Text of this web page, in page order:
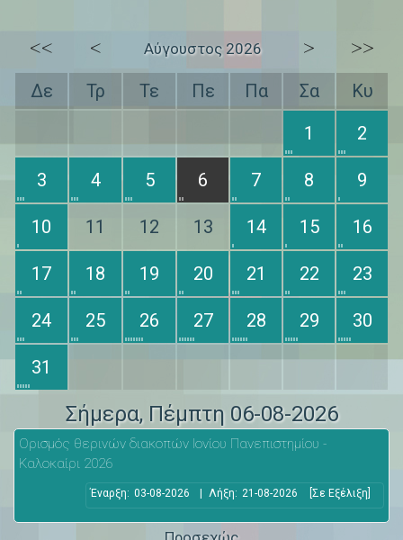
<< < Αύγουστος 2026 > >>
Δε Τρ Τε Πε Πα Σα
Κυ
1
2
3 4 5 6 7 8 9
10 11 12 13 14 15 16
17 18 19 20 21 22 23
24 25 26 27 28 29 30
31
Σήμερα, Πέμπτη 06-08-2026
Ορισμός θερινών διακοπών Ιονίου Πανεπιστημίου -
Καλοκαίρι 2026
Έναρξη: 03-08-2026 | Λήξη: 21-08-2026 [Σε Εξέλιξη]